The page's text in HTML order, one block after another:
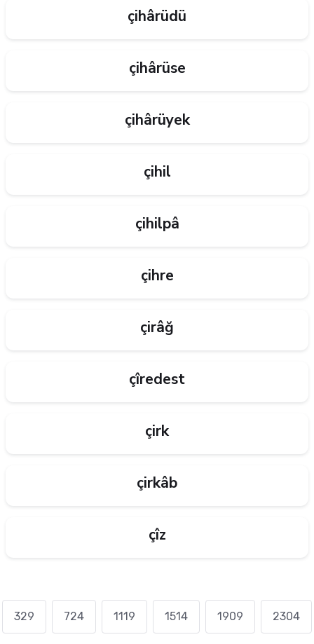
çihârüdü
çihârüse
çihârüyek
çihil
çihilpâ
çihre
çirâğ
çîredest
çirk
çirkâb
çîz
329 724 1119 1514 1909 2304